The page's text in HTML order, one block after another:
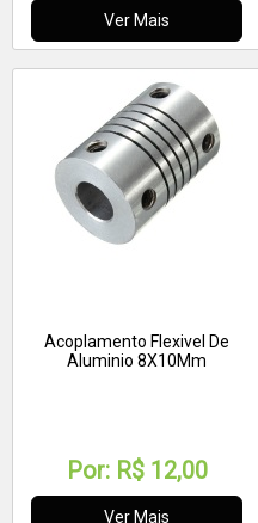
Ver Mais
Acoplamento Flexivel De
Aluminio 8X10Mm
Por: R$ 12,00
Ver Mais